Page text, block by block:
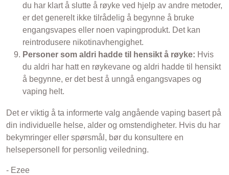
du har klart å slutte å røyke ved hjelp av andre metoder,
er det generelt ikke tilrådelig å begynne å bruke
engangsvapes eller noen vapingprodukt. Det kan
reintrodusere nikotinavhengighet.
Personer som aldri hadde til hensikt å røyke: Hvis
du aldri har hatt en røykevane og aldri hadde til hensikt
å begynne, er det best å unngå engangsvapes og
vaping helt.
Det er viktig å ta informerte valg angående vaping basert på
din individuelle helse, alder og omstendigheter. Hvis du har
bekymringer eller spørsmål, bør du konsultere en
helsepersonell for personlig veiledning.
- Ezee